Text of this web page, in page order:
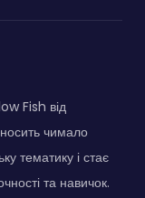
Fish від
чимало
тематику і стає
та навичок.